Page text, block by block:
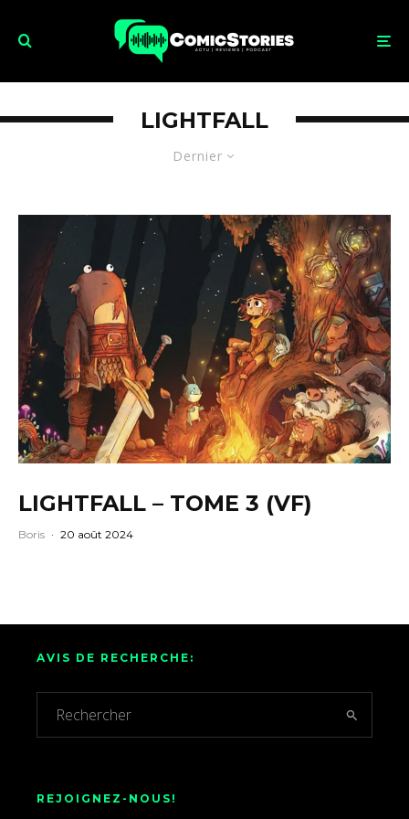
Dernier
LIGHTFALL
LIGHTFALL – TOME 3 (VF)
Boris · 20 août 2024
AVIS DE RECHERCHE:
REJOIGNEZ-NOUS!